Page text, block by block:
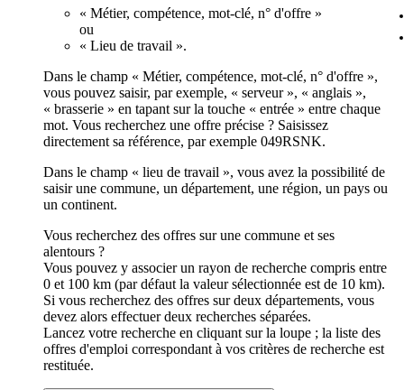
« Métier, compétence, mot-clé, n° d'offre »
ou
« Lieu de travail ».
Dans le champ « Métier, compétence, mot-clé, n° d'offre »,
vous pouvez saisir, par exemple, « serveur », « anglais »,
« brasserie » en tapant sur la touche « entrée » entre chaque
mot. Vous recherchez une offre précise ? Saisissez
directement sa référence, par exemple 049RSNK.
Dans le champ « lieu de travail », vous avez la possibilité de
saisir une commune, un département, une région, un pays ou
un continent.
Vous recherchez des offres sur une commune et ses
alentours ?
Vous pouvez y associer un rayon de recherche compris entre
0 et 100 km (par défaut la valeur sélectionnée est de 10 km).
Si vous recherchez des offres sur deux départements, vous
devez alors effectuer deux recherches séparées.
Lancez votre recherche en cliquant sur la loupe ; la liste des
offres d'emploi correspondant à vos critères de recherche est
restituée.